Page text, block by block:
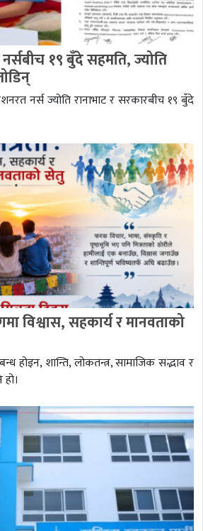
१९ बुँदे सहमति, ज्योति
नर्स ज्योति रानाभाट र सरकारबीच १९ बुँदे
विश्वास, सहकार्य र मानवताको
होइन, शान्ति, लोकतन्त्र, सामाजिक सद्भाव र